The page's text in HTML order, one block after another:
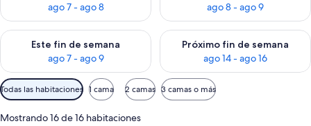
ago 7 - ago 8
ago 8 - ago 9
Este fin de semana
ago 7 - ago 9
Consulta la disponibilidad para este fin de semana ago 7 -
Próximo fin de semana
ago 14 - ago 16
Consulta la disponibilidad
Filtros
disponibles
para
Todas las habitaciones 1 cama 2 camas 3 camas o más
Mostrando 16 de 16 habitaciones